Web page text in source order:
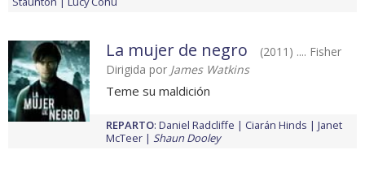
La mujer de negro
(2011) .... Fisher
Dirigida por James Watkins
Teme su maldición
REPARTO: Daniel Radcliffe Ciarán Hinds
Janet
McTeer
Shaun Dooley